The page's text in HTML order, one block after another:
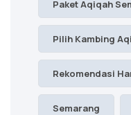
Paket Aqiqah
Pilih Kambing
Rekomendasi
Semarang